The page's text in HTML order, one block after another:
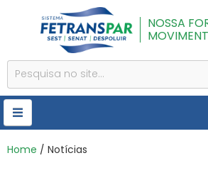
NOSSA
HOME
Home / Notícias